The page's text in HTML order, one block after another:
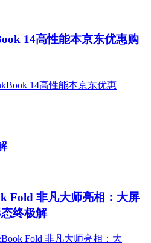
14高性能本京东优惠购
Fold 非凡大师亮相：大屏
终极解